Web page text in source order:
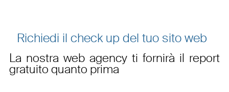
Richiedi il check up del tuo sito web
La nostra web agency ti fornirà il report
gratuito quanto prima